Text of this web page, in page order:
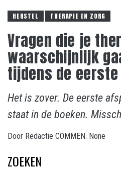
HERSTEL THERAPIE EN ZORG
Vragen die je
waarschijnlijk
tijdens de
Het is zover. De eerste
staat in de boeken.
Door Redactie COMMEN. None
ZOEKEN